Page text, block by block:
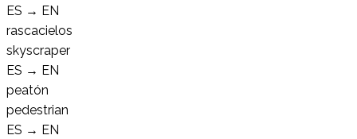
ES → EN
rascacielos
skyscraper
ES → EN
peatón
pedestrian
ES → EN